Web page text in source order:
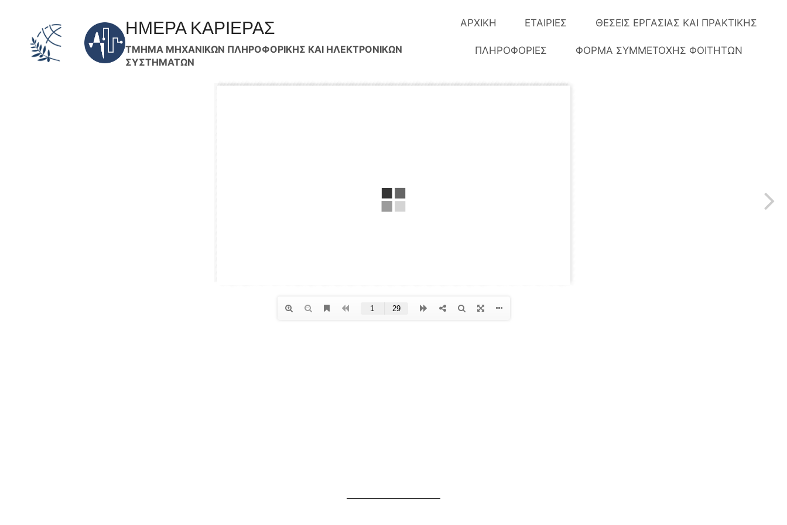
content
ΗΜΕΡΑ ΚΑΡΙΕΡΑΣ
ΤΜΗΜΑ ΜΗΧΑΝΙΚΩΝ ΠΛΗΡΟΦΟΡΙΚΗΣ ΚΑΙ ΗΛΕΚΤΡΟΝΙΚΩΝ
ΣΥΣΤΗΜΑΤΩΝ
ΑΡΧΙΚΗ ΕΤΑΙΡΙΕΣ ΘΕΣΕΙΣ ΕΡΓΑΣΙΑΣ ΚΑΙ ΠΡΑΚΤΙΚΗΣ
ΠΛΗΡΟΦΟΡΙΕΣ ΦΟΡΜΑ ΣΥΜΜΕΤΟΧΗΣ ΦΟΙΤΗΤΩΝ